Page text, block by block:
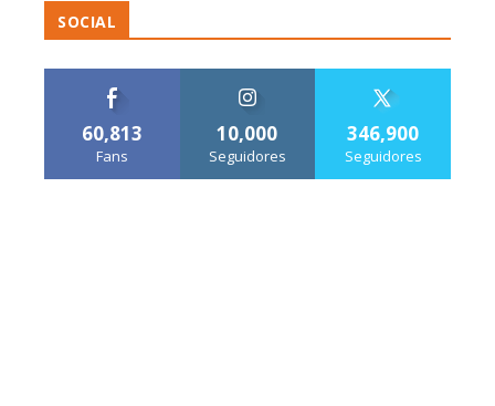
SOCIAL
60,813
Fans
10,000
Seguidores
346,900
Seguidores